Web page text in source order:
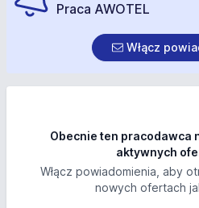
Praca AWOTEL
Włącz
Obecnie ten pracodawca
aktywnych
Włącz powiadomienia, aby
nowych ofertach